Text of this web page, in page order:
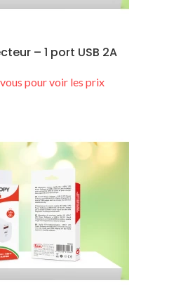
– 1 port USB 2A
pour voir les prix